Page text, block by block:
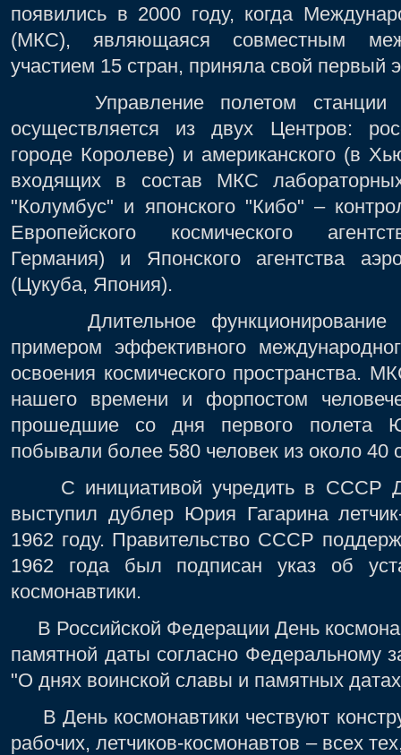
появились в 2000 году, когда
(МКС), являющаяся совместным
участием 15 стран, приняла свой первый
Управление полетом станции в
осуществляется из двух Центров:
городе Королеве) и американского (в
входящих в состав МКС
"Колумбус" и японского "Кибо" –
Европейского космического
Германия) и Японского агентства
(Цукуба, Япония).
Длительное функционирование
примером эффективного
освоения космического пространства.
нашего времени и форпостом
прошедшие со дня первого полета
побывали более 580 человек из около 40
С инициативой учредить в СССР
выступил дублер Юрия Гагарина
1962 году. Правительство СССР
1962 года был подписан указ об
космонавтики.
В Российской Федерации День
памятной даты согласно Федеральному
"О днях воинской славы и памятных
В День космонавтики чествуют
рабочих, летчиков-космонавтов – всех